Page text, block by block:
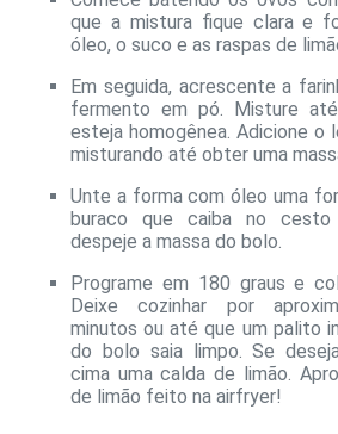
que a mistura fique clara e
óleo, o suco e as raspas de
Em seguida, acrescente a
fermento em pó. Misture
esteja homogênea. Adicione o
misturando até obter uma
Unte a forma com óleo uma
buraco que caiba no
despeje a massa do bolo.
Programe em 180 graus e
Deixe cozinhar por
minutos ou até que um palito
do bolo saia limpo. Se
cima uma calda de limão.
de limão feito na airfryer!